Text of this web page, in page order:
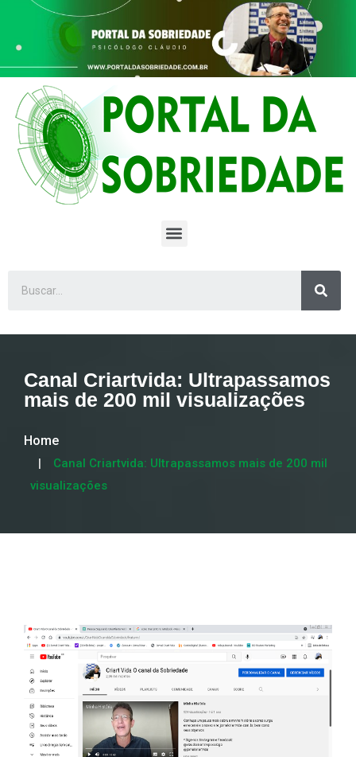
Canal Criartvida: Ultrapassamos
mais de 200 mil visualizações
Home
Canal Criartvida: Ultrapassamos mais de 200 mil
visualizações